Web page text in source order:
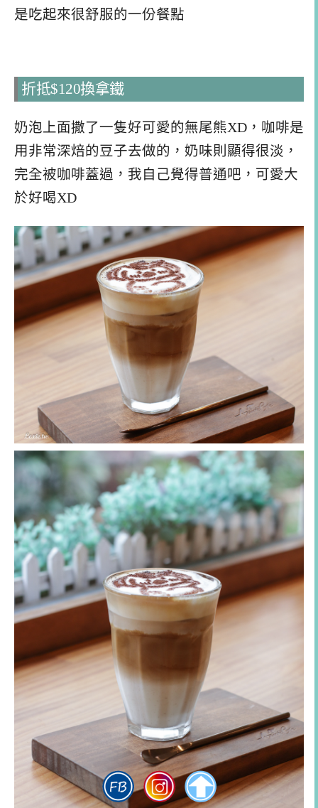
是吃起來很舒服的一份餐點
折抵$120換拿鐵
奶泡上面撒了一隻好可愛的無尾熊XD，咖啡是
用非常深焙的豆子去做的，奶味則顯得很淡，
完全被咖啡蓋過，我自己覺得普通吧，可愛大
於好喝XD